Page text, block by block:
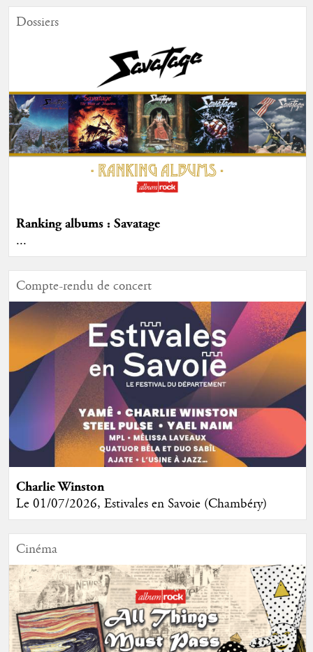
Dossiers
Ranking albums : Savatage
...
Compte-rendu de concert
Charlie Winston
Le 01/07/2026, Estivales en Savoie (Chambéry)
Cinéma